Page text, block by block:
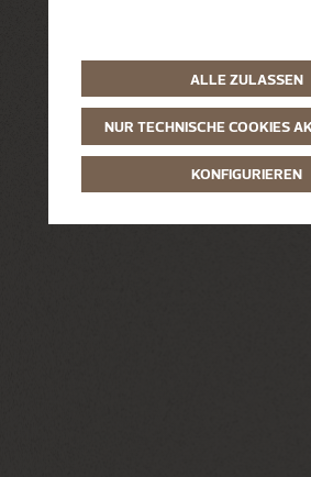
ALLE ZULASSEN
NUR TECHNISCHE COOKIES
KONFIGURIEREN